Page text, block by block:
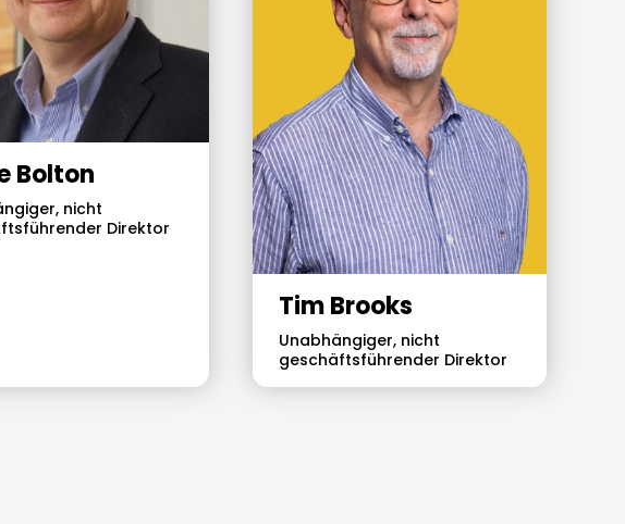
Bolton
nicht
Direktor
Tim Brooks
Unabhängiger, nicht
geschäftsführender Direktor